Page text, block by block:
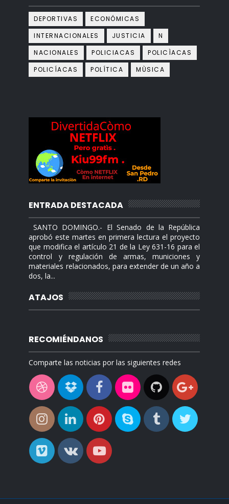
DEPORTIVAS
ECONÓMICAS
INTERNACIONALES
JUSTICIA
N
NACIONALES
POLICIACAS
POLICÌACAS
POLICÍACAS
POLÍTICA MÙSICA
ENTRADA DESTACADA
SANTO DOMINGO.- El Senado de la República
aprobó este martes en primera lectura el proyecto
que modifica el artículo 21 de la Ley 631-16 para el
control y regulación de armas, municiones y
materiales relacionados, para extender de un año a
dos, la...
ATAJOS
RECOMIÉNDANOS
Comparte las noticias por las siguientes redes